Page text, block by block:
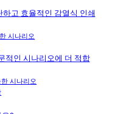
하고 효율적인 감열식 인쇄
시나리오
적인 시나리오에 더 적합
시나리오